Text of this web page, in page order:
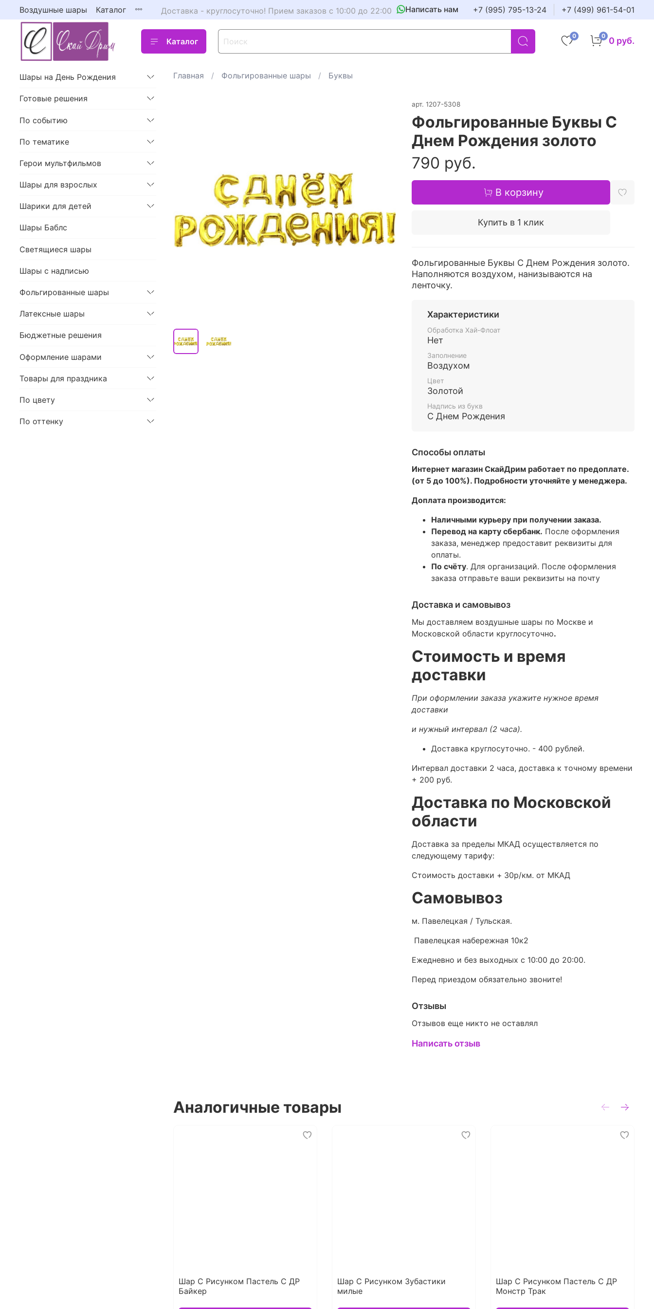
Воздушные шары Каталог Доставка - круглосуточно! Прием заказов с 10:00 до 22:00 Написать нам +7 (995) 795-13-24 +7 (499) 961-54-01
Каталог
0 0 0 руб.
Главная Фольгированные шары Буквы
арт. 1207-5308
Фольгированные Буквы С
Днем Рождения золото
790 руб.
В корзину
Купить в 1 клик
Фольгированные Буквы С Днем Рождения золото.
Наполняются воздухом, нанизываются на
ленточку.
Характеристики
Обработка Хай-Флоат
Нет
Заполнение
Воздухом
Цвет
Золотой
Надпись из букв
С Днем Рождения
Способы оплаты
Интернет магазин СкайДрим работает по предоплате.
(от 5 до 100%). Подробности уточняйте у менеджера.
Доплата производится:
Наличными курьеру при получении заказа.
Перевод на карту сбербанк. После оформления
заказа, менеджер предоставит реквизиты для
оплаты.
По счёту. Для организаций. После оформления
заказа отправьте ваши реквизиты на почту
Доставка и самовывоз
Мы доставляем воздушные шары по Москве и
Московской области круглосуточно.
Стоимость и время
доставки
При оформлении заказа укажите нужное время
доставки
и нужный интервал (2 часа).
Доставка круглосуточно. - 400 рублей.
Интервал доставки 2 часа, доставка к точному времени
+ 200 руб.
Доставка по Московской
области
Доставка за пределы МКАД осуществляется по
следующему тарифу:
Стоимость доставки + 30р/км. от МКАД
Самовывоз
м. Павелецкая / Тульская.
Павелецкая набережная 10к2
Ежедневно и без выходных с 10:00 до 20:00.
Перед приездом обязательно звоните!
Отзывы
Отзывов еще никто не оставлял
Написать отзыв
Аналогичные товары
Шар С Рисунком Пастель С ДР
Байкер
Шар С Рисунком Зубастики
милые
Шар С Рисунком Пастель С ДР
Монстр Трак
Шары на День Рождения
Готовые решения
По событию
По тематике
Герои мультфильмов
Шары для взрослых
Шарики для детей
Шары Баблс
Светящиеся шары
Шары с надписью
Фольгированные шары
Латексные шары
Бюджетные решения
Оформление шарами
Товары для праздника
По цвету
По оттенку